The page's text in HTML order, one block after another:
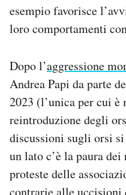
esempio favorisce
loro comportamenti
Dopo l’aggressione
Andrea Papi da parte
2023 (l’unica per cui è
reintroduzione degli
discussioni sugli orsi
un lato c’è la paura
proteste delle